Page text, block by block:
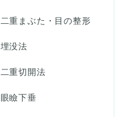
二重まぶた・目の整形
埋没法
二重切開法
眼瞼下垂